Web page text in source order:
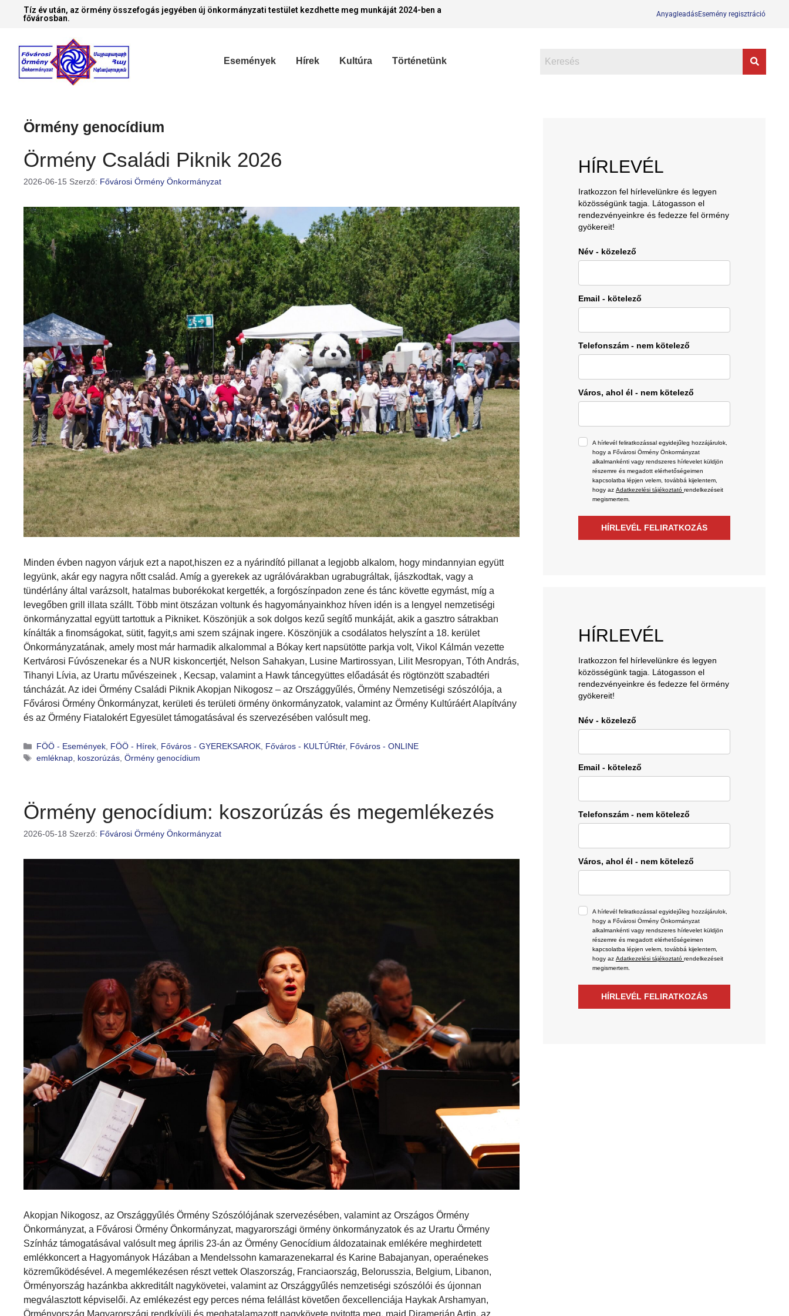
Tíz év után, az örmény összefogás jegyében új önkormányzati testület kezdhette meg munkáját 2024-ben a
fővárosban.
AnyagleadásEsemény regisztráció
Események Hírek Kultúra Történetünk
Örmény genocídium
Örmény Családi Piknik 2026
2026-06-15 Szerző: Fővárosi Örmény Önkormányzat
Minden évben nagyon várjuk ezt a napot,hiszen ez a nyárindító pillanat a legjobb alkalom, hogy mindannyian együtt
legyünk, akár egy nagyra nőtt család. Amíg a gyerekek az ugrálóvárakban ugrabugráltak, íjászkodtak, vagy a
tündérlány által varázsolt, hatalmas buborékokat kergették, a forgószínpadon zene és tánc követte egymást, míg a
levegőben grill illata szállt. Több mint ötszázan voltunk és hagyományainkhoz híven idén is a lengyel nemzetiségi
önkormányzattal együtt tartottuk a Pikniket. Köszönjük a sok dolgos kezű segítő munkáját, akik a gasztro sátrakban
kínálták a finomságokat, sütit, fagyit,s ami szem szájnak ingere. Köszönjük a csodálatos helyszínt a 18. kerület
Önkormányzatának, amely most már harmadik alkalommal a Bókay kert napsütötte parkja volt, Vikol Kálmán vezette
Kertvárosi Fúvószenekar és a NUR kiskoncertjét, Nelson Sahakyan, Lusine Martirossyan, Lilit Mesropyan, Tóth András,
Tihanyi Lívia, az Urartu művészeinek , Kecsap, valamint a Hawk táncegyüttes előadását és rögtönzött szabadtéri
táncházát. Az idei Örmény Családi Piknik Akopjan Nikogosz – az Országgyűlés, Örmény Nemzetiségi szószólója, a
Fővárosi Örmény Önkormányzat, kerületi és területi örmény önkormányzatok, valamint az Örmény Kultúráért Alapítvány
és az Örmény Fiatalokért Egyesület támogatásával és szervezésében valósult meg.
FÖÖ - Események, FÖÖ - Hírek, Főváros - GYEREKSAROK, Főváros - KULTÚRtér, Főváros - ONLINE
emléknap, koszorúzás, Örmény genocídium
Örmény genocídium: koszorúzás és megemlékezés
2026-05-18 Szerző: Fővárosi Örmény Önkormányzat
Akopjan Nikogosz, az Országgyűlés Örmény Szószólójának szervezésében, valamint az Országos Örmény
Önkormányzat, a Fővárosi Örmény Önkormányzat, magyarországi örmény önkormányzatok és az Urartu Örmény
Színház támogatásával valósult meg április 23-án az Örmény Genocídium áldozatainak emlékére meghirdetett
emlékkoncert a Hagyományok Házában a Mendelssohn kamarazenekarral és Karine Babajanyan, operaénekes
közreműködésével. A megemlékezésen részt vettek Olaszország, Franciaország, Belorusszia, Belgium, Libanon,
Örményország hazánkba akkreditált nagykövetei, valamint az Országgyűlés nemzetiségi szószólói és újonnan
megválasztott képviselői. Az emlékezést egy perces néma felállást követően őexcellenciája Haykak Arshamyan,
HÍRLEVÉL
Iratkozzon fel hírlevelünkre és legyen
közösségünk tagja. Látogasson el
rendezvényeinkre és fedezze fel örmény
gyökereit!
Név - közelező
Email - kötelező
Telefonszám - nem kötelező
Város, ahol él - nem kötelező
A hírlevél feliratkozással egyidejűleg hozzájárulok,
hogy a Fővárosi Örmény Önkormányzat
alkalmankénti vagy rendszeres hírlevelet küldjön
részemre és megadott elérhetőségeimen
kapcsolatba lépjen velem, továbbá kijelentem,
hogy az Adatkezelési tájékoztató rendelkezéseit
megismertem.
HÍRLEVÉL FELIRATKOZÁS
HÍRLEVÉL
Iratkozzon fel hírlevelünkre és legyen
közösségünk tagja. Látogasson el
rendezvényeinkre és fedezze fel örmény
gyökereit!
Név - közelező
Email - kötelező
Telefonszám - nem kötelező
Város, ahol él - nem kötelező
A hírlevél feliratkozással egyidejűleg hozzájárulok,
hogy a Fővárosi Örmény Önkormányzat
alkalmankénti vagy rendszeres hírlevelet küldjön
részemre és megadott elérhetőségeimen
kapcsolatba lépjen velem, továbbá kijelentem,
hogy az Adatkezelési tájékoztató rendelkezéseit
megismertem.
HÍRLEVÉL FELIRATKOZÁS